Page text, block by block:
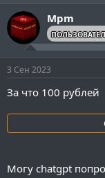
Mpm
3 Сен 2023
За что 100 рублей
Могу chatgpt